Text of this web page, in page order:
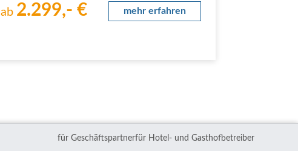
des Bodensees und der Altstadt. Gegen 18:30 Uhr
treffen wir uns in der Lobby, wo Ihr Reiseleiter Sie
ab 2.299,- € mehr erfahren
für Geschäftspartnerfür Hotel- und Gasthofbetreiber